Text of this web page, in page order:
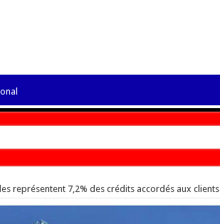
représentent 7,2% des crédits accordés aux clients